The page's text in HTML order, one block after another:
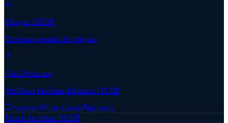
Pelayan HKBP
Direktori pendeta & pelayan
Cek Dokumen
Verifikasi keaslian dokumen HKBP
Aspirasi Cari Gereja
Kontak
Masuk ke Akun HKBP